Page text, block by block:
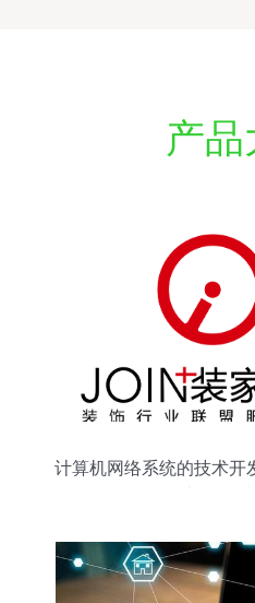
产品
计算机网络系统的技术开